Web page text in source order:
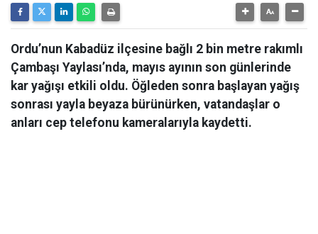
Ordu’nun Kabadüz ilçesine bağlı 2 bin metre rakımlı
Çambaşı Yaylası’nda, mayıs ayının son günlerinde
kar yağışı etkili oldu. Öğleden sonra başlayan yağış
sonrası yayla beyaza bürünürken, vatandaşlar o
anları cep telefonu kameralarıyla kaydetti.